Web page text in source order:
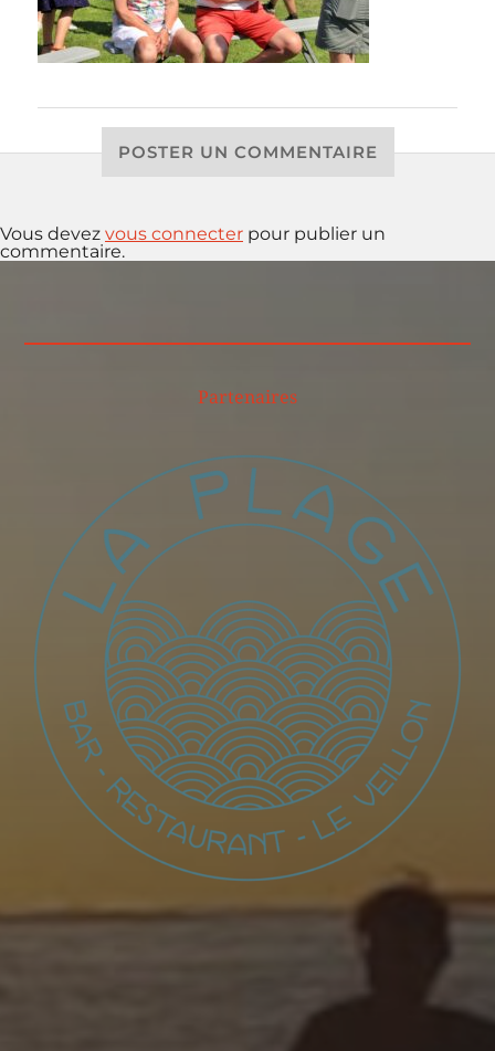
POSTER UN COMMENTAIRE
Vous devez vous connecter pour publier un
commentaire.
Partenaires